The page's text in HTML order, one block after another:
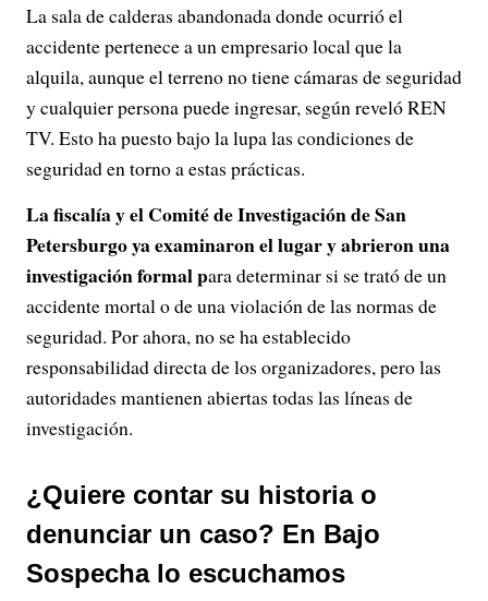
La sala de calderas abandonada donde ocurrió el
accidente pertenece a un empresario local que la
alquila, aunque el terreno no tiene cámaras de seguridad
y cualquier persona puede ingresar, según reveló REN
TV. Esto ha puesto bajo la lupa las condiciones de
seguridad en torno a estas prácticas.
La fiscalía y el Comité de Investigación de San
Petersburgo ya examinaron el lugar y abrieron una
investigación formal para determinar si se trató de un
accidente mortal o de una violación de las normas de
seguridad. Por ahora, no se ha establecido
responsabilidad directa de los organizadores, pero las
autoridades mantienen abiertas todas las líneas de
investigación.
¿Quiere contar su historia o
denunciar un caso? En Bajo
Sospecha lo escuchamos